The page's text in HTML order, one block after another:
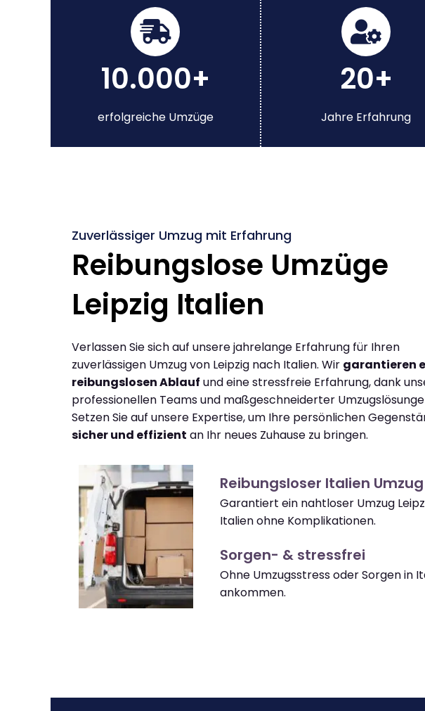
10.000+
erfolgreiche Umzüge
20+
Jahre Erfahrung
Zuverlässiger Umzug mit Erfahrung
Reibungslose Umzüge
Leipzig Italien
Verlassen Sie sich auf unsere jahrelange Erfahrung für Ihren
zuverlässigen Umzug von Leipzig nach Italien. Wir garantieren
reibungslosen Ablauf und eine stressfreie Erfahrung, dank
professionellen Teams und maßgeschneiderter
Setzen Sie auf unsere Expertise, um Ihre persönlichen
sicher und effizient an Ihr neues Zuhause zu bringen.
Reibungsloser Italien Umzug
Garantiert ein nahtloser Umzug
Italien ohne Komplikationen.
Sorgen- & stressfrei
Ohne Umzugsstress oder Sorgen in
ankommen.